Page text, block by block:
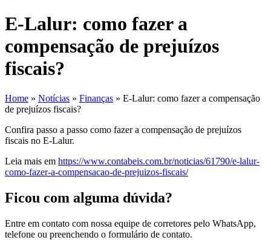
E-Lalur: como fazer a
compensação de prejuízos
fiscais?
Home » Notícias » Finanças » E-Lalur: como fazer a compensação
de prejuízos fiscais?
Confira passo a passo como fazer a compensação de prejuízos
fiscais no E-Lalur.
Leia mais em https://www.contabeis.com.br/noticias/61790/e-lalur-
como-fazer-a-compensacao-de-prejuizos-fiscais/
Ficou com alguma dúvida?
Entre em contato com nossa equipe de corretores pelo WhatsApp,
telefone ou preenchendo o formulário de contato.